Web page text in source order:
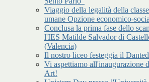
Viaggio della legalità della
umane Opzione economico-
Conclusa la prima fase dello
l'IES Matilde Salvador di
(Valencia)
Il nostro liceo festeggia il
Vi aspettiamo all'inaugurazione
Art!